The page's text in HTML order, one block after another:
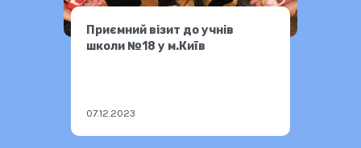
Приємний візит до учнів
школи №18 у м.Київ
07.12.2023